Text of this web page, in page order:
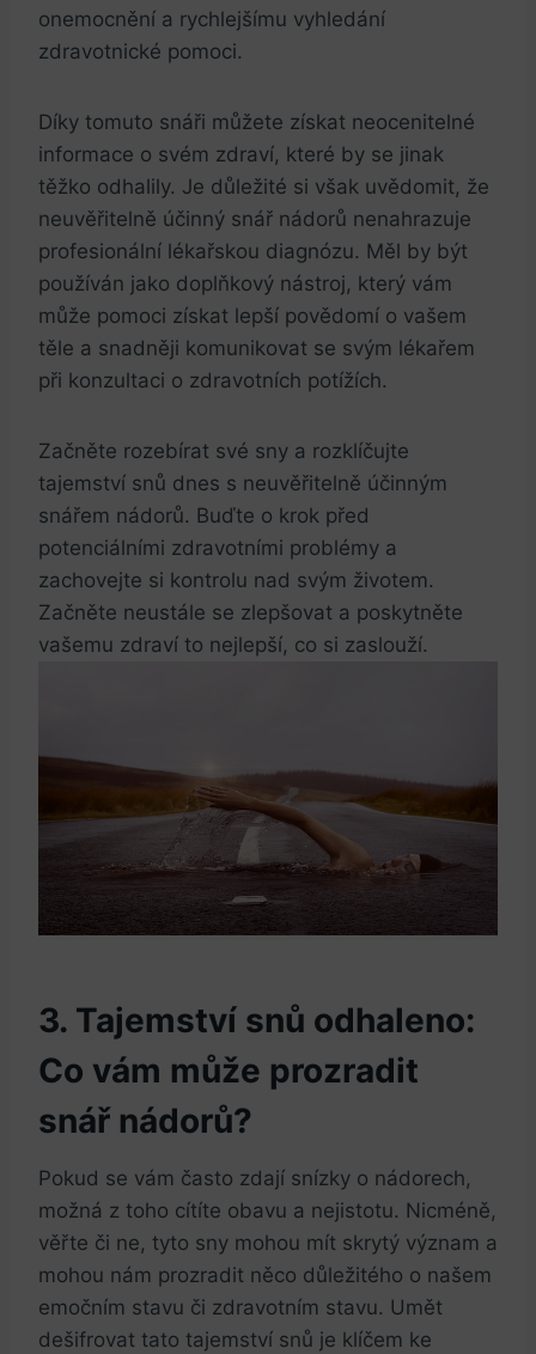
onemocnění a⁤ rychlejšímu vyhledání⁤
zdravotnické pomoci.
Díky‍ tomuto snáři můžete získat​ neocenitelné
informace o ⁢svém zdraví, které ‍by se ‍jinak
těžko odhalily. Je​ důležité si⁤ však uvědomit, že
neuvěřitelně⁣ účinný snář nádorů nenahrazuje
profesionální ⁣lékařskou ​diagnózu. Měl by⁣ být
používán ​jako doplňkový nástroj, který vám
může pomoci získat‌ lepší povědomí o vašem
těle a snadněji komunikovat ‍se svým lékařem‌
při konzultaci o zdravotních potížích.
Začněte rozebírat své sny a ⁢rozklíčujte
tajemství snů dnes​ s neuvěřitelně účinným‌
snářem nádorů. Buďte⁣ o⁢ krok ⁤před​
potenciálními zdravotními problémy a⁤
zachovejte si kontrolu​ nad⁣ svým životem.
Začněte neustále se zlepšovat a‍ poskytněte⁤
vašemu zdraví to nejlepší, co si zaslouží.
3. ⁣Tajemství snů odhaleno:‌
Co vám může prozradit
snář nádorů?
Pokud se vám ⁢často zdají‌ snízky ‍o nádorech,
možná z toho ​cítíte obavu a ⁣nejistotu. ‍Nicméně,‌
věřte​ či ne, tyto ⁣sny mohou mít skrytý význam a⁤
mohou nám prozradit něco důležitého ‍o našem
emočním stavu či zdravotním stavu.‌ Umět
dešifrovat tato tajemství snů je klíčem⁤ ke